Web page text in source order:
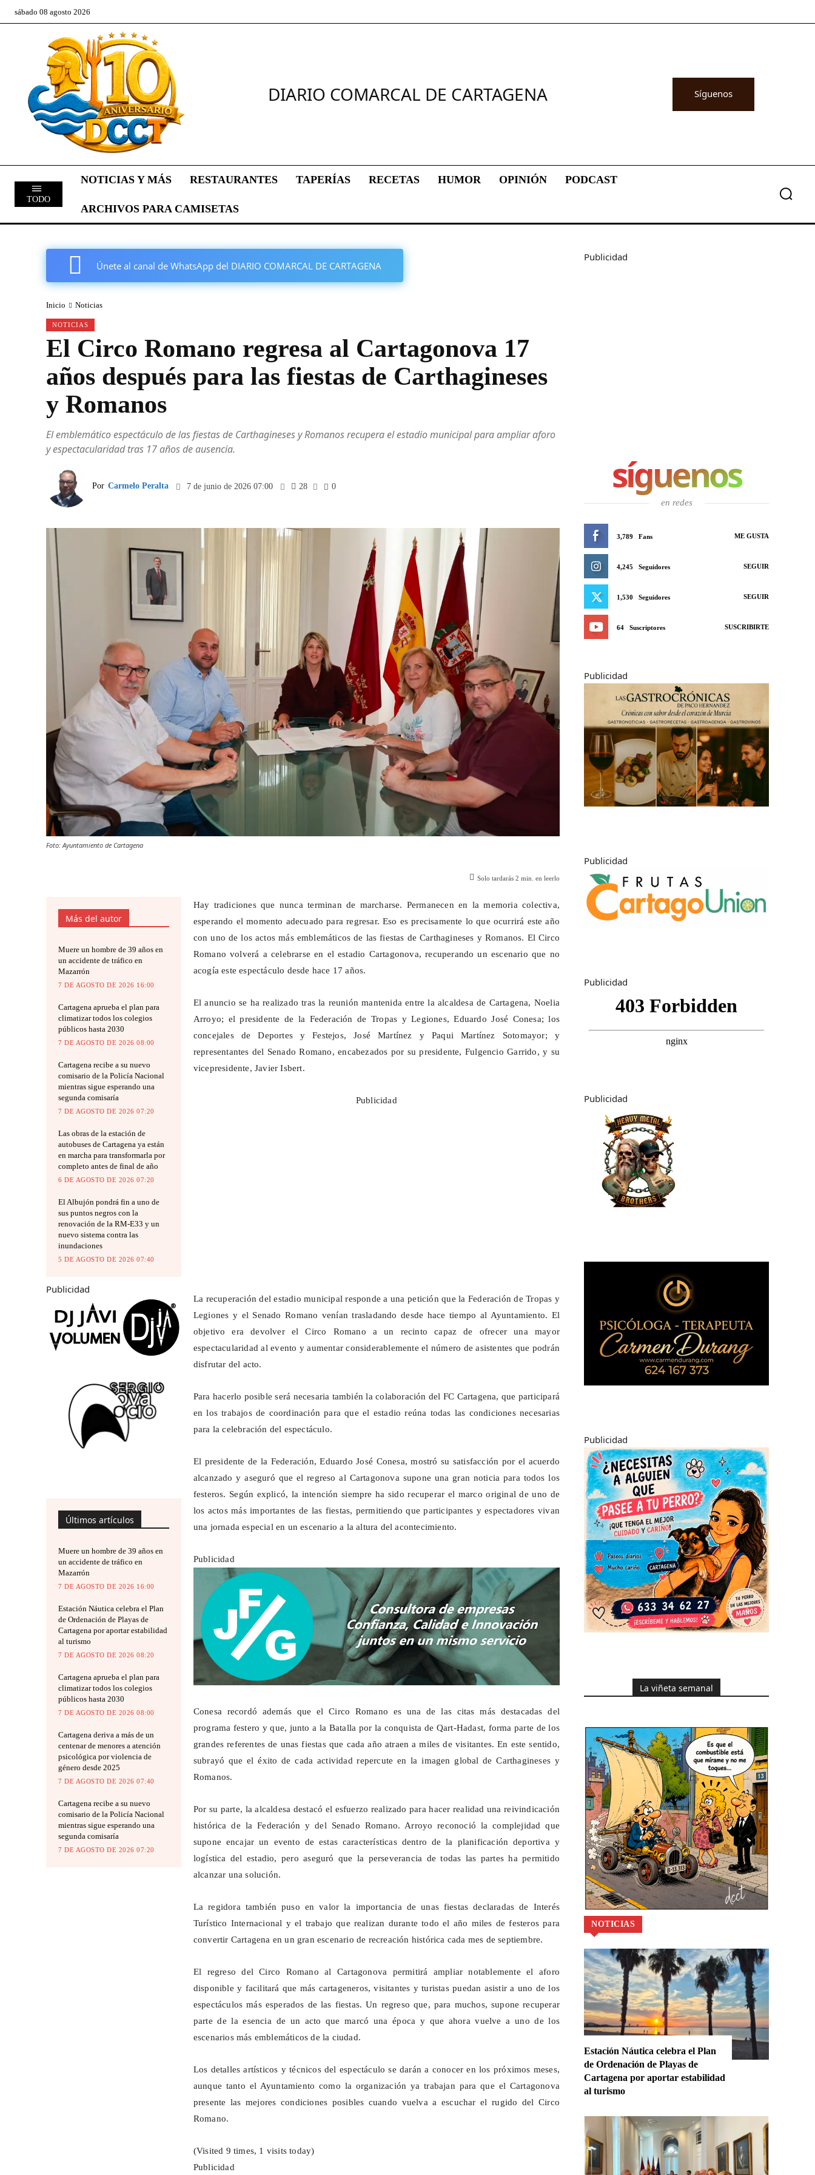
sábado 08 agosto 2026
DIARIO COMARCAL DE CARTAGENA Síguenos
TODO
NOTICIAS Y MÁS RESTAURANTES TAPERÍAS RECETAS HUMOR OPINIÓN PODCAST
ARCHIVOS PARA CAMISETAS
Únete al canal de WhatsApp del DIARIO COMARCAL DE CARTAGENA
Inicio Noticias
NOTICIAS
El Circo Romano regresa al Cartagonova 17
años después para las fiestas de Carthagineses
y Romanos
El emblemático espectáculo de las fiestas de Carthagineses y Romanos recupera el estadio municipal para ampliar aforo
y espectacularidad tras 17 años de ausencia.
Por Carmelo Peralta 7 de junio de 2026 07:00 28 0
Foto: Ayuntamiento de Cartagena
Solo tardarás2 min. en leerlo
Más del autor
Muere un hombre de 39 años en
un accidente de tráfico en
Mazarrón
7 DE AGOSTO DE 2026 16:00
Cartagena aprueba el plan para
climatizar todos los colegios
públicos hasta 2030
7 DE AGOSTO DE 2026 08:00
Cartagena recibe a su nuevo
comisario de la Policía Nacional
mientras sigue esperando una
segunda comisaría
7 DE AGOSTO DE 2026 07:20
Las obras de la estación de
autobuses de Cartagena ya están
en marcha para transformarla por
completo antes de final de año
6 DE AGOSTO DE 2026 07:20
El Albujón pondrá fin a uno de
sus puntos negros con la
renovación de la RM-E33 y un
nuevo sistema contra las
inundaciones
5 DE AGOSTO DE 2026 07:40
Publicidad
Últimos artículos
Muere un hombre de 39 años en
un accidente de tráfico en
Mazarrón
7 DE AGOSTO DE 2026 16:00
Estación Náutica celebra el Plan
de Ordenación de Playas de
Cartagena por aportar estabilidad
al turismo
7 DE AGOSTO DE 2026 08:20
Cartagena aprueba el plan para
climatizar todos los colegios
públicos hasta 2030
7 DE AGOSTO DE 2026 08:00
Cartagena deriva a más de un
centenar de menores a atención
psicológica por violencia de
género desde 2025
7 DE AGOSTO DE 2026 07:40
Cartagena recibe a su nuevo
comisario de la Policía Nacional
mientras sigue esperando una
segunda comisaría
7 DE AGOSTO DE 2026 07:20
Hay tradiciones que nunca terminan de marcharse. Permanecen en la memoria colectiva,
esperando el momento adecuado para regresar. Eso es precisamente lo que ocurrirá este año
con uno de los actos más emblemáticos de las fiestas deCarthagineses y Romanos. El Circo
Romano volverá a celebrarse en el estadio Cartagonova, recuperando un escenario que no
acogía este espectáculo desde hace 17 años.
El anuncio se ha realizado tras la reunión mantenida entre la alcaldesa de Cartagena, Noelia
Arroyo; el presidente de la Federación de Tropas y Legiones, Eduardo José Conesa; los
concejales de Deportes y Festejos, José Martínez y Paqui Martínez Sotomayor; y
representantes del Senado Romano, encabezados por su presidente, Fulgencio Garrido, y su
vicepresidente, Javier Isbert.
Publicidad
La recuperación del estadio municipal responde a una petición que la Federación de Tropas y
Legiones y el Senado Romano venían trasladando desde hace tiempo al Ayuntamiento. El
objetivo era devolver el Circo Romano a un recinto capaz de ofrecer una mayor
espectacularidad al evento y aumentar considerablemente el número de asistentes que podrán
disfrutar del acto.
Para hacerlo posible será necesaria también la colaboración del FC Cartagena, que participará
en los trabajos de coordinación para que el estadio reúna todas las condiciones necesarias
para la celebración del espectáculo.
El presidente de la Federación, Eduardo José Conesa, mostró su satisfacción por el acuerdo
alcanzado y aseguró que el regreso al Cartagonova supone una gran noticia para todos los
festeros. Según explicó, la intención siempre ha sido recuperar el marco original de uno de
los actos más importantes de las fiestas, permitiendo que participantes y espectadores vivan
una jornada especial en un escenario a la altura del acontecimiento.
Publicidad
Conesa recordó además que el Circo Romano es una de las citas más destacadas del
programa festero y que, junto a la Batalla por la conquista de Qart-Hadast, forma parte de los
grandes referentes de unas fiestas que cada año atraen a miles de visitantes. En este sentido,
subrayó que el éxito de cada actividad repercute en la imagen global deCarthagineses y
Romanos.
Por su parte, la alcaldesa destacó el esfuerzo realizado para hacer realidad una reivindicación
histórica de la Federación y del Senado Romano. Arroyo reconoció la complejidad que
supone encajar un evento de estas características dentro de la planificación deportiva y
logística del estadio, pero aseguró que la perseverancia de todas las partes ha permitido
alcanzar una solución.
La regidora también puso en valor la importancia de unas fiestas declaradas de Interés
Turístico Internacional y el trabajo que realizan durante todo el año miles de festeros para
convertir Cartagena en un gran escenario de recreación histórica cada mes de septiembre.
El regreso del Circo Romano al Cartagonova permitirá ampliar notablemente el aforo
disponible y facilitará que más cartageneros, visitantes y turistas puedan asistir a uno de los
espectáculos más esperados de las fiestas. Un regreso que, para muchos, supone recuperar
parte de la esencia de un acto que marcó una época y que ahora vuelve a uno de los
escenarios más emblemáticos de la ciudad.
Los detalles artísticos y técnicos del espectáculo se darán a conocer en los próximos meses,
aunque tanto el Ayuntamiento como la organización ya trabajan para que el Cartagonova
presente las mejores condiciones posibles cuando vuelva a escuchar el rugido del Circo
Romano.
(Visited 9 times, 1 visits today)
Publicidad
Publicidad
síguenos
en redes
3,789 Fans ME GUSTA
4,245 Seguidores SEGUIR
1,530 Seguidores SEGUIR
64 Suscriptores SUSCRIBIRTE
Publicidad
Publicidad
Publicidad
Publicidad
Publicidad
La viñeta semanal
NOTICIAS
Estación Náutica celebra el Plan
de Ordenación de Playas de
Cartagena por aportar estabilidad
al turismo